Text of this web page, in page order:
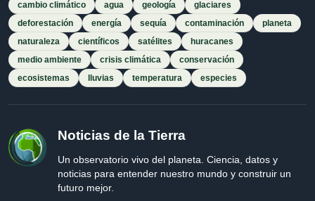
cambio climático
agua geología
glaciares
deforestación
energía sequía contaminación
planeta
naturaleza
científicos satélites
huracanes
medio ambiente
crisis climática
conservación
ecosistemas
lluvias temperatura especies
Noticias de la Tierra
Un observatorio vivo del planeta. Ciencia, datos y
noticias para entender nuestro mundo y construir un
futuro mejor.